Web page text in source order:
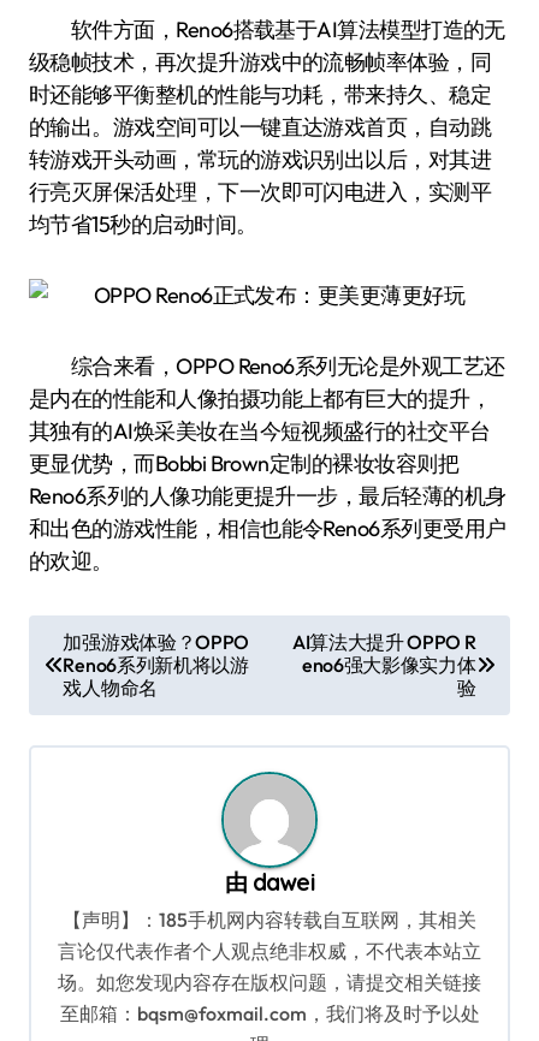
软件方面，Reno6搭载基于AI算法模型打造的无
级稳帧技术，再次提升游戏中的流畅帧率体验，同
时还能够平衡整机的性能与功耗，带来持久、稳定
的输出。游戏空间可以一键直达游戏首页，自动跳
转游戏开头动画，常玩的游戏识别出以后，对其进
行亮灭屏保活处理，下一次即可闪电进入，实测平
均节省15秒的启动时间。
综合来看，OPPO Reno6系列无论是外观工艺还
是内在的性能和人像拍摄功能上都有巨大的提升，
其独有的AI焕采美妆在当今短视频盛行的社交平台
更显优势，而Bobbi Brown定制的裸妆妆容则把
Reno6系列的人像功能更提升一步，最后轻薄的机身
和出色的游戏性能，相信也能令Reno6系列更受用户
的欢迎。
章
导
航
加强游戏体验？OPPO
Reno6系列新机将以游
戏人物命名
AI算法大提升 OPPO R
eno6强大影像实力体
验
由 dawei
【声明】：185手机网内容转载自互联网，其相关
言论仅代表作者个人观点绝非权威，不代表本站立
场。如您发现内容存在版权问题，请提交相关链接
至邮箱：bqsm@foxmail.com，我们将及时予以处